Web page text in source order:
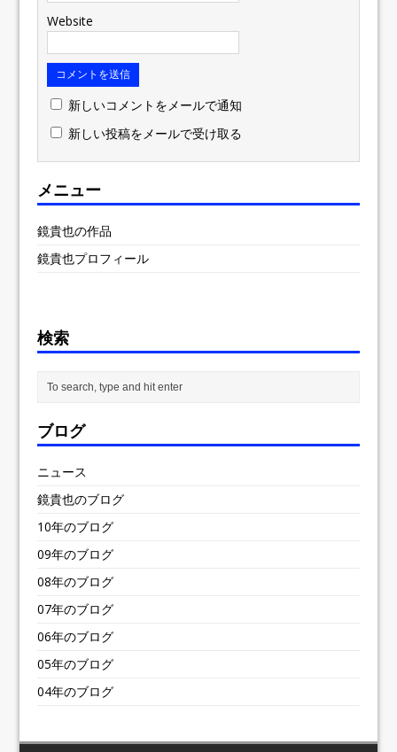
Website
新しいコメントをメールで通知
新しい投稿をメールで受け取る
メニュー
鏡貴也の作品
鏡貴也プロフィール
検索
ブログ
ニュース
鏡貴也のブログ
10年のブログ
09年のブログ
08年のブログ
07年のブログ
06年のブログ
05年のブログ
04年のブログ